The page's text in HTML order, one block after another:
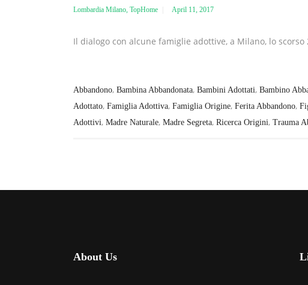
Lombardia Milano, TopHome April 11, 2017
Il dialogo con alcune famiglie adottive, a Milano, lo scorso
Abbandono, Bambina Abbandonata, Bambini Adottati, Bambino
Adottato, Famiglia Adottiva, Famiglia Origine, Ferita Abbandono,
Adottivi, Madre Naturale, Madre Segreta, Ricerca Origini, Trauma
About Us